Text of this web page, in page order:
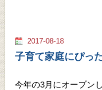
2017-08-18
子育て家庭にぴっ
今年の3月にオープン